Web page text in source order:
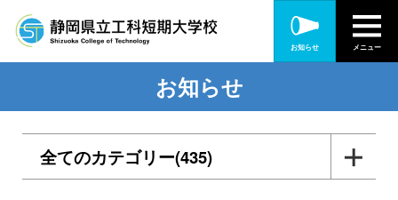
お知らせ メニュー
お知らせ
全てのカテゴリー(435)